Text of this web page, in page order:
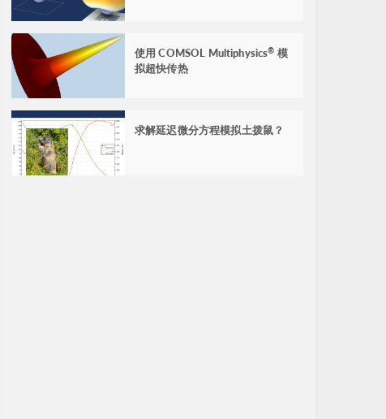
使用 COMSOL Multiphysics® 模
拟超快传热
求解延迟微分方程模拟土拨鼠？